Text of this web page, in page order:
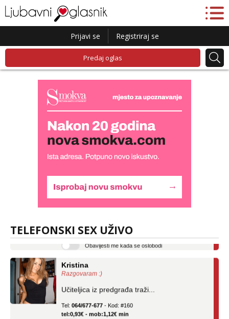
Prijavi se Registriraj se
Predaj oglas
TELEFONSKI SEX UŽIVO
tel:0,93€ - mob:1,12€ min
Razgovaram :)
tel:0,93€ - mob:1,12€ min
Obavijesti me kada se oslobodi